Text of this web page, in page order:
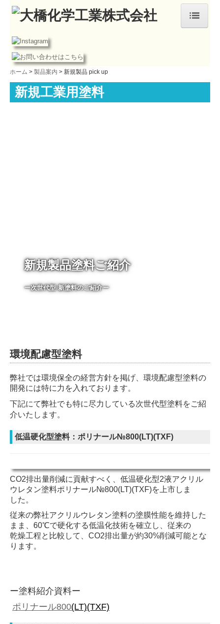
ホーム
企業情報
事業案内
ホーム 製品案内 新規製品 pick up
新規工業用塗料
新規製品塗料ご紹介
ー次世代型 新塗料のご紹介ー
環境配慮型塗料
弊社では環境保全の経営方針を掲げ、環境配慮型塗料の
開発には特に力を入れております。
下記にて弊社でも特に尽力している次世代型塗料をご紹
介いたします。
低温硬化型塗料：ポリナール№800(LT)(TXF)
CO2排出量削減に貢献すべく、低温硬化型2液アクリル
ウレタン塗料ポリナール№800(LT)(TXF)を上市しま
した。
従来の弊社アクリルウレタン塗料の塗膜性能を維持した
まま、 60℃で硬化する低温化技術を確立し、従来の
乾燥工程と比較して、 CO2排出量が約30%削減可能とな
ります。
ー塗料紹介資料ー
ポリナール800(LT)(TXF)